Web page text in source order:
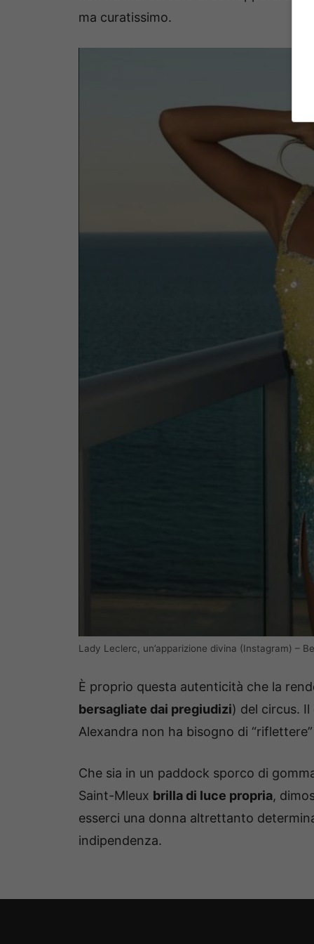
ma curatissimo.
Lady Leclerc, un’apparizione divina (Instagram) –
È proprio questa autenticità che la
bersagliate dai pregiudizi) del circus. Il
Alexandra non ha bisogno di
Che sia in un paddock sporco di
Saint-Mleux brilla di luce propria,
esserci una donna altrettanto
indipendenza.